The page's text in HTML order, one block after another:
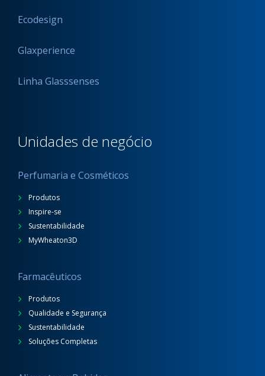
Ecodesign
Glaxperience
Linha Glasssenses
Unidades de negócio
Perfumaria e Cosméticos
Produtos
Inspire-se
Sustentabilidade
MyWheaton3D
Farmacêuticos
Produtos
Qualidade e Segurança
Sustentabilidade
Soluções Completas